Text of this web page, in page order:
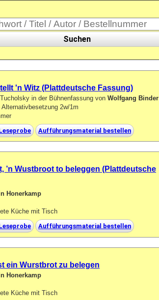
Suchen
'n Witz (Plattdeutsche Fassung)
in der Bühnenfassung von Wolfgang Binder
2w/1m
Aufführungsmaterial bestellen
’n Wustbroot to beleggen (Plattdeutsche
Honerkamp
Küche mit Tisch
Aufführungsmaterial bestellen
ein Wurstbrot zu belegen
Honerkamp
Küche mit Tisch